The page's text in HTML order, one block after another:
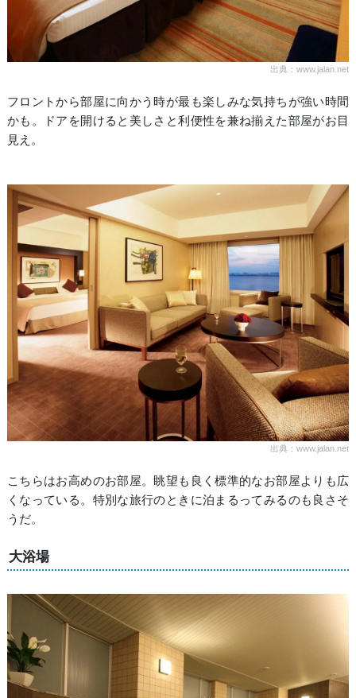
出典：www.jalan.net
フロントから部屋に向かう時が最も楽しみな気持ちが強い時間
かも。ドアを開けると美しさと利便性を兼ね揃えた部屋がお目
見え。
出典：www.jalan.net
こちらはお高めのお部屋。眺望も良く標準的なお部屋よりも広
くなっている。特別な旅行のときに泊まるってみるのも良さそ
うだ。
大浴場